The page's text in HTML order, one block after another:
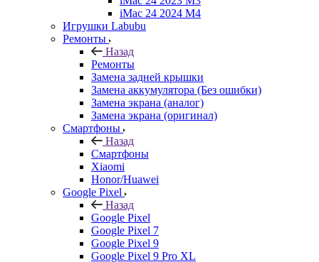
iMac 24 2024 M4
Игрушки Labubu
Ремонты
Назад
Ремонты
Замена задней крышки
Замена аккумулятора (Без ошибки)
Замена экрана (аналог)
Замена экрана (оригинал)
Смартфоны
Назад
Смартфоны
Xiaomi
Honor/Huawei
Google Pixel
Назад
Google Pixel
Google Pixel 7
Google Pixel 9
Google Pixel 9 Pro XL